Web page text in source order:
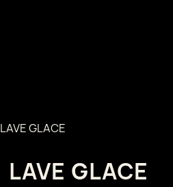
LAVE GLACE
LAVE GLACE